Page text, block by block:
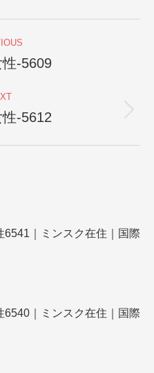
-5609
-5612
6541｜ミンスク在住｜国際
6540｜ミンスク在住｜国際